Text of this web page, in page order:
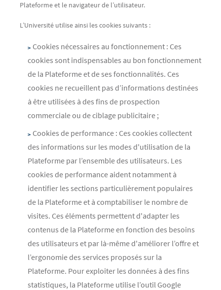
Plateforme et le navigateur de l’utilisateur.
L’Université utilise ainsi les cookies suivants :
Cookies nécessaires au fonctionnement : Ces
cookies sont indispensables au bon fonctionnement
de la Plateforme et de ses fonctionnalités. Ces
cookies ne recueillent pas d’informations destinées
à être utilisées à des fins de prospection
commerciale ou de ciblage publicitaire ;
Cookies de performance : Ces cookies collectent
des informations sur les modes d'utilisation de la
Plateforme par l’ensemble des utilisateurs. Les
cookies de performance aident notamment à
identifier les sections particulièrement populaires
de la Plateforme et à comptabiliser le nombre de
visites. Ces éléments permettent d'adapter les
contenus de la Plateforme en fonction des besoins
des utilisateurs et par là-même d'améliorer l’offre et
l’ergonomie des services proposés sur la
Plateforme. Pour exploiter les données à des fins
statistiques, la Plateforme utilise l’outil Google